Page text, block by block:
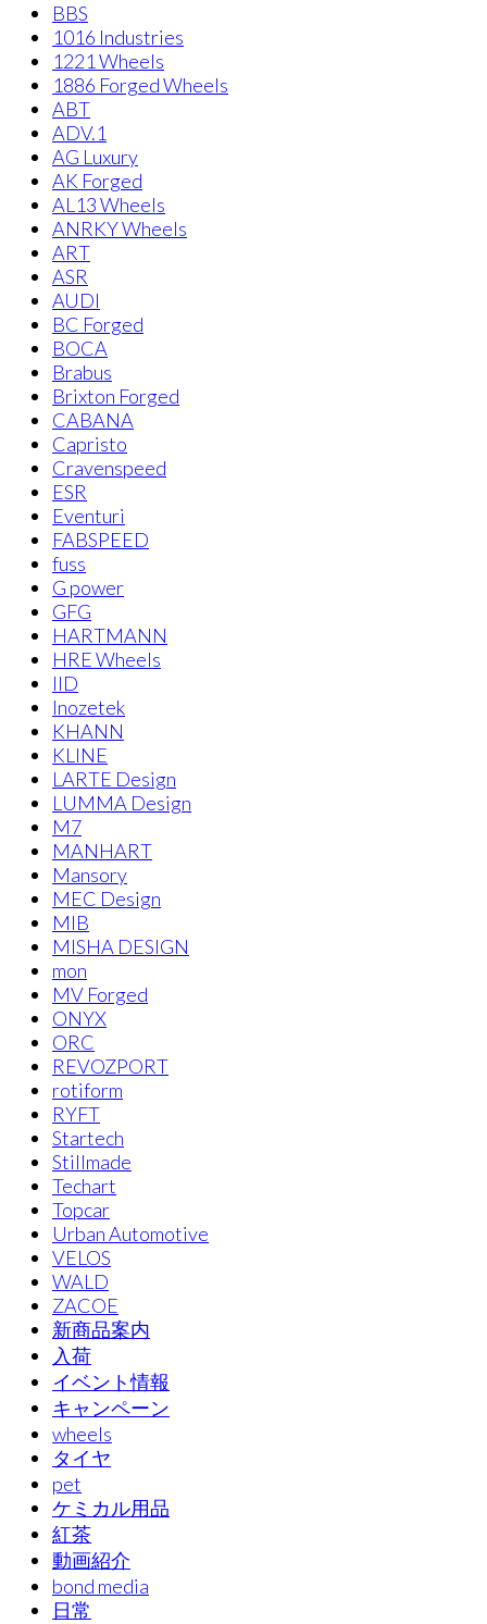
BBS
1016 Industries
1221 Wheels
1886 Forged Wheels
ABT
ADV.1
AG Luxury
AK Forged
AL13 Wheels
ANRKY Wheels
ART
ASR
AUDI
BC Forged
BOCA
Brabus
Brixton Forged
CABANA
Capristo
Cravenspeed
ESR
Eventuri
FABSPEED
fuss
G power
GFG
HARTMANN
HRE Wheels
IID
Inozetek
KHANN
KLINE
LARTE Design
LUMMA Design
M7
MANHART
Mansory
MEC Design
MIB
MISHA DESIGN
mon
MV Forged
ONYX
ORC
REVOZPORT
rotiform
RYFT
Startech
Stillmade
Techart
Topcar
Urban Automotive
VELOS
WALD
ZACOE
新商品案内
入荷
イベント情報
キャンペーン
wheels
タイヤ
pet
ケミカル用品
紅茶
動画紹介
bond media
日常